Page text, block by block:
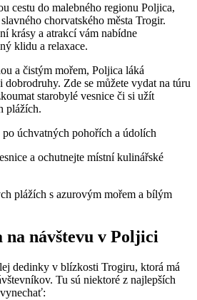
cestu do malebného regionu Poljica,
chorvatského města Trogir.
krásy a atrakcí vám nabídne
klidu a relaxace.
a čistým mořem, Poljica láká
Zde se můžete vydat na túru
starobylé vesnice či si užít
plážích.
úchvatných pohořích a údolích
a ochutnejte místní kulinářské
plážích s azurovým mořem a bílým
na návštevu v Poljici
dedinky v blízkosti Trogiru, ktorá má
Tu sú niektoré z najlepších